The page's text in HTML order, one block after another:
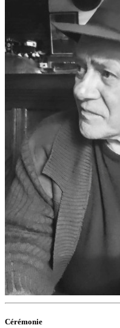
Cérémonie